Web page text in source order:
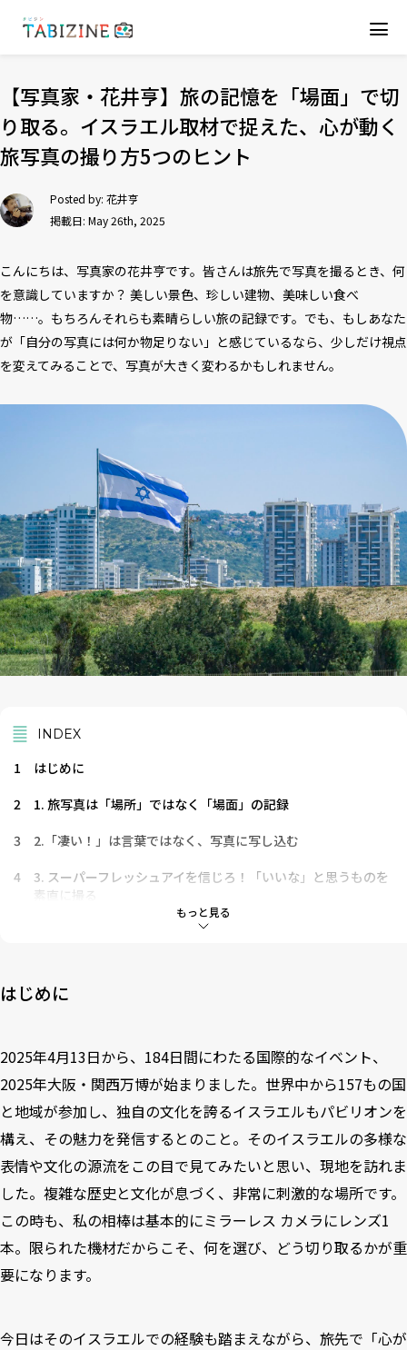
【写真家・花井亨】旅の記憶を「場面」で切
り取る。イスラエル取材で捉えた、心が動く
旅写真の撮り方5つのヒント
Posted by: 花井亨
掲載日: May 26th, 2025
こんにちは、写真家の花井亨です。皆さんは旅先で写真を撮るとき、何
を意識していますか？ 美しい景色、珍しい建物、美味しい食べ
物……。もちろんそれらも素晴らしい旅の記録です。でも、もしあなた
が「自分の写真には何か物足りない」と感じているなら、少しだけ視点
を変えてみることで、写真が大きく変わるかもしれません。
もっと見る
INDEX
1
はじめに
2
1. 旅写真は「場所」ではなく「場面」の記録
3
2.「凄い！」は言葉ではなく、写真に写し込む
4
3. スーパーフレッシュアイを信じろ！「いいな」と思うものを
素直に撮る
4. 見せすぎも、見えなさすぎもNG。「寄る」か「引く」か？
はじめに
2025年4月13日から、184日間にわたる国際的なイベント、
2025年大阪・関西万博が始まりました。世界中から157もの国
と地域が参加し、独自の文化を誇るイスラエルもパビリオンを
構え、その魅力を発信するとのこと。そのイスラエルの多様な
表情や文化の源流をこの目で見てみたいと思い、現地を訪れま
した。複雑な歴史と文化が息づく、非常に刺激的な場所です。
この時も、私の相棒は基本的にミラーレス カメラにレンズ1
本。限られた機材だからこそ、何を選び、どう切り取るかが重
要になります。
今日はそのイスラエルでの経験も踏まえながら、旅先で「心が